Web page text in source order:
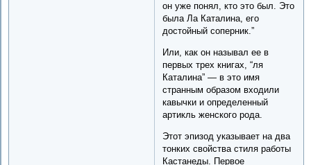
он уже понял, кто это был. Это
была Ла Каталина, его
достойный соперник.”
Или, как он называл ее в
первых трех книгах, “ля
Каталина” — в это имя
странным образом входили
кавычки и определенный
артикль женского рода.
Этот эпизод указывает на два
тонких свойства стиля работы
Кастанеды. Первое